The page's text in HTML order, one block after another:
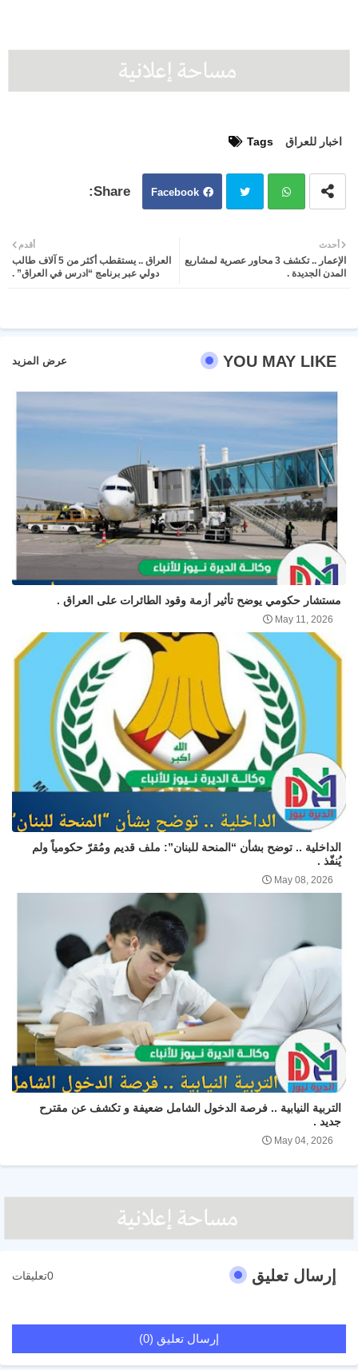
Tags اخبار للعراق
Facebook
ter atsa
أحدث
الإعمار .. تكشف 3 محاور عصرية لمشاريع
المدن الجديدة .
أقدم
العراق .. يستقطب أكثر من 5 آلاف طالب
دولي عبر برنامج “ادرس في العراق” .
YOU MAY LIKE عرض المزيد
مستشار حكومي يوضح تأثير أزمة وقود الطائرات على العراق .
May 11, 2026
الداخلية .. توضح بشأن “المنحة للبنان”: ملف قديم ومُقرّ حكومياً ولم
يُنفّذ .
May 08, 2026
التربية النيابية .. فرصة الدخول الشامل ضعيفة و تكشف عن مقترح
جديد .
May 04, 2026
إرسال تعليق 0تعليقات
إرسال تعليق (0)